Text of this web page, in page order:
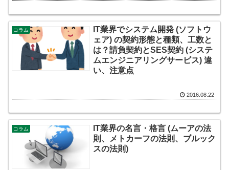
コラム
IT業界でシステム開発 (ソフトウ
ェア) の契約形態と種類、工数と
は？請負契約とSES契約 (システ
ムエンジニアリングサービス) 違
い、注意点
2016.08.22
コラム
IT業界の名言・格言 (ムーアの法
則、メトカーフの法則、ブルック
スの法則)